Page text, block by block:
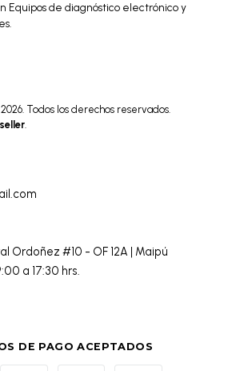
Equipos de diagnóstico electrónico y
Todos los derechos reservados.
.
Ordoñez #10 - OF 12A | Maipú
a 17:30 hrs.
DE PAGO ACEPTADOS